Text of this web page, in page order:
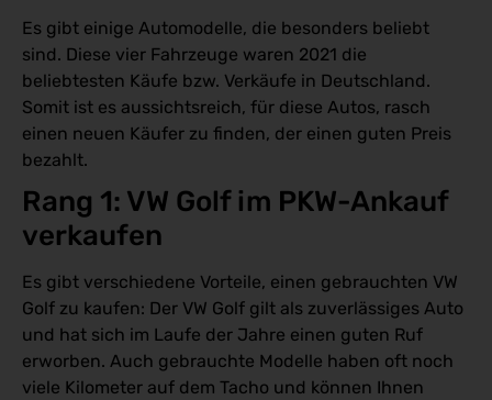
Es gibt einige Automodelle, die besonders beliebt
sind. Diese vier Fahrzeuge waren 2021 die
beliebtesten Käufe bzw. Verkäufe in Deutschland.
Somit ist es aussichtsreich, für diese Autos, rasch
einen neuen Käufer zu finden, der einen guten Preis
bezahlt.
Rang 1: VW Golf im PKW-Ankauf
verkaufen
Es gibt verschiedene Vorteile, einen gebrauchten VW
Golf zu kaufen: Der VW Golf gilt als zuverlässiges Auto
und hat sich im Laufe der Jahre einen guten Ruf
erworben. Auch gebrauchte Modelle haben oft noch
viele Kilometer auf dem Tacho und können Ihnen